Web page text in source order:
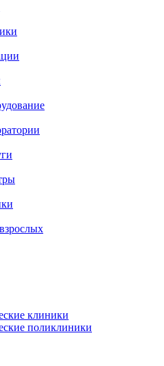
клиники
поликлиники